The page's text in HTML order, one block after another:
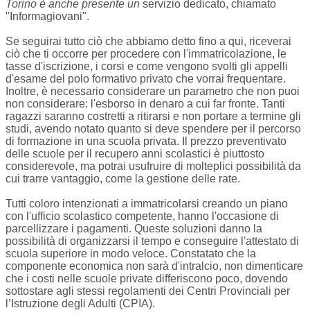
Torino è anche presente un servizio dedicato, chiamato
"Informagiovani".
Se seguirai tutto ciò che abbiamo detto fino a qui, riceverai
ciò che ti occorre per procedere con l'immatricolazione, le
tasse d'iscrizione, i corsi e come vengono svolti gli appelli
d'esame del polo formativo privato che vorrai frequentare.
Inoltre, è necessario considerare un parametro che non puoi
non considerare: l'esborso in denaro a cui far fronte. Tanti
ragazzi saranno costretti a ritirarsi e non portare a termine gli
studi, avendo notato quanto si deve spendere per il percorso
di formazione in una scuola privata. Il prezzo preventivato
delle scuole per il recupero anni scolastici è piuttosto
considerevole, ma potrai usufruire di molteplici possibilità da
cui trarre vantaggio, come la gestione delle rate.
Tutti coloro intenzionati a immatricolarsi creando un piano
con l'ufficio scolastico competente, hanno l'occasione di
parcellizzare i pagamenti. Queste soluzioni danno la
possibilità di organizzarsi il tempo e conseguire l'attestato di
scuola superiore in modo veloce. Constatato che la
componente economica non sarà d'intralcio, non dimenticare
che i costi nelle scuole private differiscono poco, dovendo
sottostare agli stessi regolamenti dei Centri Provinciali per
l’Istruzione degli Adulti (CPIA).